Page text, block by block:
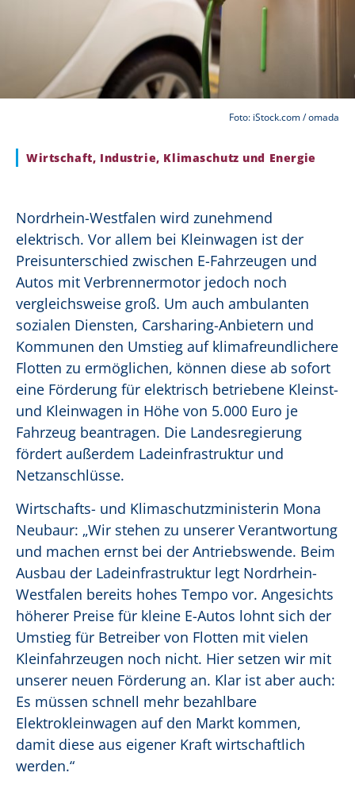
Foto: iStock.com / omada
Wirtschaft, Industrie, Klimaschutz und Energie
Nordrhein-Westfalen wird zunehmend
elektrisch. Vor allem bei Kleinwagen ist der
Preisunterschied zwischen E-Fahrzeugen und
Autos mit Verbrennermotor jedoch noch
vergleichsweise groß. Um auch ambulanten
sozialen Diensten, Carsharing-Anbietern und
Kommunen den Umstieg auf klimafreundlichere
Flotten zu ermöglichen, können diese ab sofort
eine Förderung für elektrisch betriebene Kleinst-
und Kleinwagen in Höhe von 5.000 Euro je
Fahrzeug beantragen. Die Landesregierung
fördert außerdem Ladeinfrastruktur und
Netzanschlüsse.
Wirtschafts- und Klimaschutzministerin Mona
Neubaur: „Wir stehen zu unserer Verantwortung
und machen ernst bei der Antriebswende. Beim
Ausbau der Ladeinfrastruktur legt Nordrhein-
Westfalen bereits hohes Tempo vor. Angesichts
höherer Preise für kleine E-Autos lohnt sich der
Umstieg für Betreiber von Flotten mit vielen
Kleinfahrzeugen noch nicht. Hier setzen wir mit
unserer neuen Förderung an. Klar ist aber auch:
Es müssen schnell mehr bezahlbare
Elektrokleinwagen auf den Markt kommen,
damit diese aus eigener Kraft wirtschaftlich
werden.“